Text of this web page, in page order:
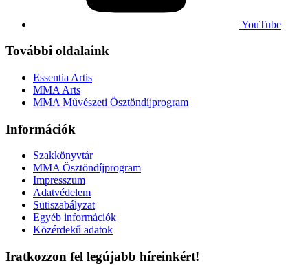
YouTube
További oldalaink
Essentia Artis
MMA Arts
MMA Művészeti Ösztöndíjprogram
Információk
Szakkönyvtár
MMA Ösztöndíjprogram
Impresszum
Adatvédelem
Sütiszabályzat
Egyéb információk
Közérdekű adatok
Iratkozzon fel legújabb híreinkért!